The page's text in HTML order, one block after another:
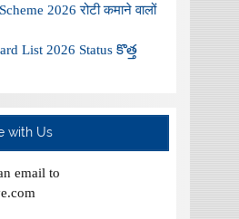
2026 रोटी कमाने वालों
List 2026 Status కొత్త
with Us
email to